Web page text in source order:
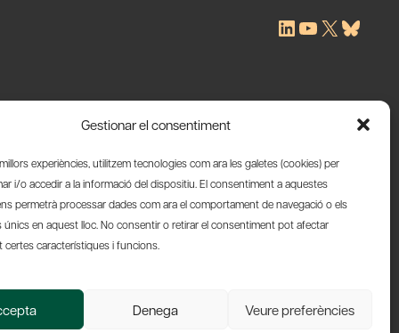
Gestionar el consentiment
experiències, utilitzem tecnologies com ara les galetes (cookies) per
i/o accedir a la informació del dispositiu. El consentiment a aquestes
permetrà processar dades com ara el comportament de navegació o els
únics en aquest lloc. No consentir o retirar el consentiment pot afectar
certes característiques i funcions.
Denega Veure preferències
LinkedIn
YouTube
X